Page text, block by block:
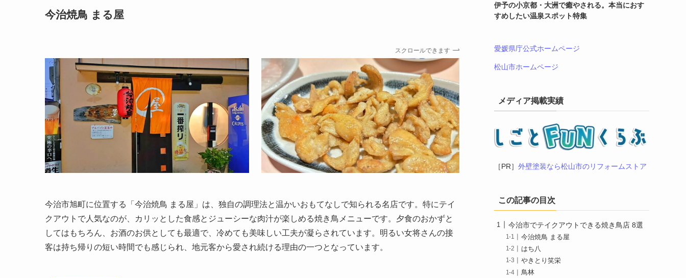
今治焼鳥 まる屋
スクロールできます
今治市旭町に位置する「今治焼鳥 まる屋」は、独自の調理法と温かいおもてなしで知られる名店です。特にテイ
クアウトで人気なのが、カリッとした食感とジューシーな肉汁が楽しめる焼き鳥メニューです。夕食のおかずと
してはもちろん、お酒のお供としても最適で、冷めても美味しい工夫が凝らされています。明るい女将さんの接
客は持ち帰りの短い時間でも感じられ、地元客から愛され続ける理由の一つとなっています。
伊予の小京都・大洲で癒やされる。本当におす
すめしたい温泉スポット特集
愛媛県庁公式ホームページ
松山市ホームページ
メディア掲載実績
［PR］ 外壁塗装なら松山市のリフォームストア
この記事の目次
今治市でテイクアウトできる焼き鳥店 8選
今治焼鳥 まる屋
はち八
やきとり笑栄
鳥林